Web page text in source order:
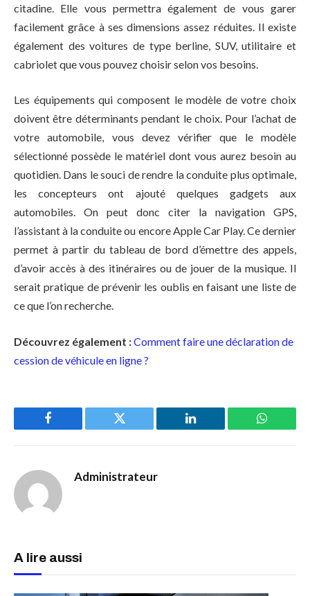
citadine. Elle vous permettra également de vous garer
facilement grâce à ses dimensions assez réduites. Il existe
également des voitures de type berline, SUV, utilitaire et
cabriolet que vous pouvez choisir selon vos besoins.
Les équipements qui composent le modèle de votre choix
doivent être déterminants pendant le choix. Pour l’achat de
votre automobile, vous devez vérifier que le modèle
sélectionné possède le matériel dont vous aurez besoin au
quotidien. Dans le souci de rendre la conduite plus optimale,
les concepteurs ont ajouté quelques gadgets aux
automobiles. On peut donc citer la navigation GPS,
l’assistant à la conduite ou encore Apple Car Play. Ce dernier
permet à partir du tableau de bord d’émettre des appels,
d’avoir accès à des itinéraires ou de jouer de la musique. Il
serait pratique de prévenir les oublis en faisant une liste de
ce que l’on recherche.
Découvrez également :Comment faire une déclaration de
cession de véhicule en ligne ?
Facebook Twitter LinkedIn
Administrateur
A lire aussi